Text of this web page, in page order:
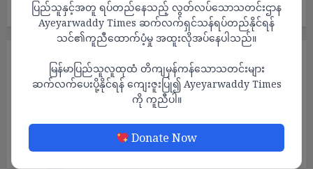
ပြည်သူနှင့်အတူ ရပ်တည်နေသည့် လွတ်လပ်သောသတင်းဌာန
Ayeyarwaddy Times ဆက်လက်ရှင်သန်ရပ်တည်နိုင်ရန်
သင်၏ကူညီထောက်ပံ့မှု အထူးလိုအပ်နေပါသည်။
မြန်မာပြည်သူလူထုထံ တိကျမှန်ကန်သောသတင်းများ
ဆက်လက်ပေးပို့နိုင်ရန် ကျေးဇူးပြု၍ Ayeyarwaddy Times
ကို ကူညီပါ။
Donate Now
စီးပွားရေးကဏ္ဍ ဖွံ့ဖြိုးတိုးတက်လာမယ်လို့ သူ့ဘာသာ သုံးသပ်
အလုပ်လုပ်သူတိုင်းဝင်ငွေရမယ်လို့ စစ်
ခေါင်းဆောင်ပြော၊ ၆ လအတွင်းစီးပွားရေးကဏ္ဍ
ဖွံ့ဖြိုးတိုးတက်လာမယ်လို့ သူ့ဘာသာ သုံးသပ်
ADMIN AUGUST 1, 2022